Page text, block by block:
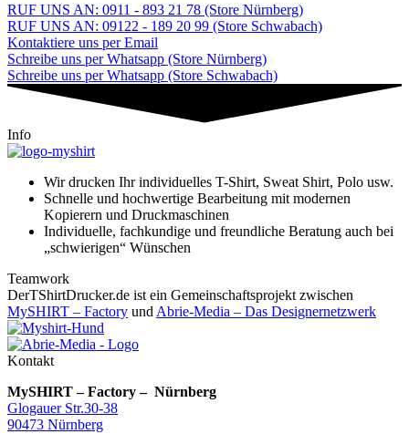
RUF UNS AN: 0911 - 893 21 78 (Store Nürnberg)
RUF UNS AN: 09122 - 189 20 99 (Store Schwabach)
Kontaktiere uns per Email
Schreibe uns per Whatsapp (Store Nürnberg)
Schreibe uns per Whatsapp (Store Schwabach)
Info
Wir drucken Ihr individuelles T-Shirt, Sweat Shirt, Polo usw.
Schnelle und hochwertige Bearbeitung mit modernen
Kopierern und Druckmaschinen
Individuelle, fachkundige und freundliche Beratung auch bei
„schwierigen“ Wünschen
Teamwork
DerTShirtDrucker.de ist ein Gemeinschaftsprojekt zwischen
MySHIRT – Factory und Abrie-Media – Das Designernetzwerk
Kontakt
MySHIRT – Factory – Nürnberg
Glogauer Str.30-38
90473 Nürnberg